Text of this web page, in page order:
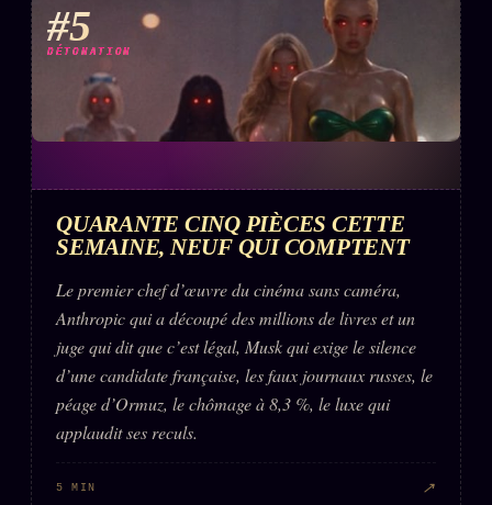
#5
DÉTONATION
QUARANTE CINQ PIÈCES CETTE
SEMAINE, NEUF QUI COMPTENT
Le premier chef d’œuvre du cinéma sans caméra,
Anthropic qui a découpé des millions de livres et un
juge qui dit que c’est légal, Musk qui exige le silence
d’une candidate française, les faux journaux russes, le
péage d’Ormuz, le chômage à 8,3 %, le luxe qui
applaudit ses reculs.
5 MIN ↗